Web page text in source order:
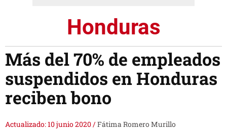
Honduras
Más del 70% de empleados
suspendidos en Honduras
reciben bono
Actualizado: 10 junio 2020/Fátima Romero Murillo